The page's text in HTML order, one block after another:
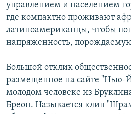
управлением и населением
где компактно проживают
латиноамериканцы, чтобы
напряженность,
Большой отклик
размещенное на сайте "Нью-
молодом человеке из
Бреон. Называется клип